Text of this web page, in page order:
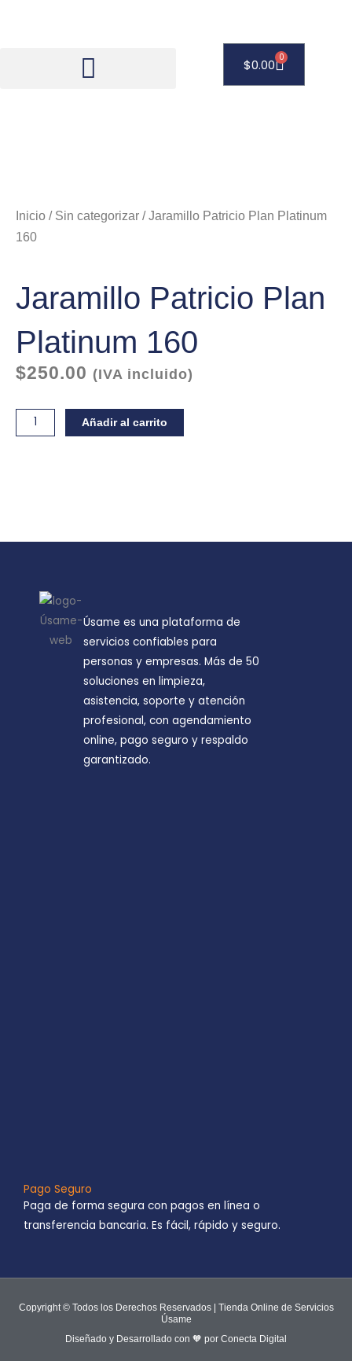
$0.00 0
Carrito
Inicio / Sin categorizar / Jaramillo Patricio Plan Platinum
160
Jaramillo Patricio Plan
Platinum 160
$250.00 (IVA incluido)
Jaramillo
Patricio
Añadir al carrito
Úsame es una plataforma de
servicios confiables para
personas y empresas. Más de 50
soluciones en limpieza,
asistencia, soporte y atención
profesional, con agendamiento
online, pago seguro y respaldo
garantizado.
Pago Seguro
Paga de forma segura con pagos en línea o
transferencia bancaria. Es fácil, rápido y seguro.
Copyright © Todos los Derechos Reservados | Tienda Online de Servicios
Úsame
Diseñado y Desarrollado con 🧡 por Conecta Digital